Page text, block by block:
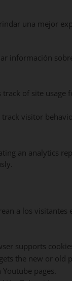
una mejor
información
of site
visitor
an analytics
a los
supports
the new or old
pages.